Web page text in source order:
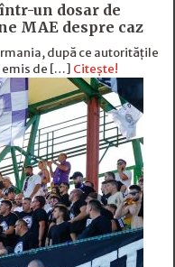
un dosar de
MAE despre caz
după ce autoritățile
emis de […] Citește!